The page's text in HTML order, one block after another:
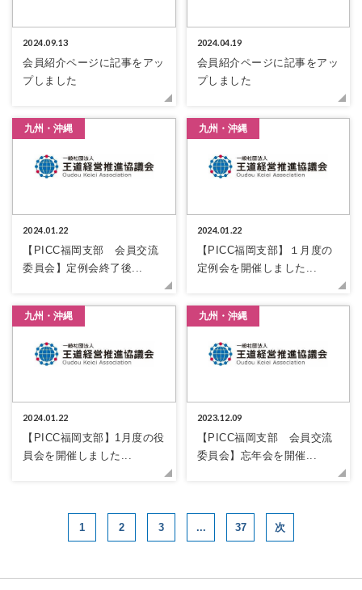
2024.09.13
会員紹介ページに記事をアッ
プしました
2024.04.19
会員紹介ページに記事をアッ
プしました
九州・沖縄
2024.01.22
【PICC福岡支部 会員交流
委員会】定例会終了後...
九州・沖縄
2024.01.22
【PICC福岡支部】１月度の
定例会を開催しました...
九州・沖縄
2024.01.22
【PICC福岡支部】1月度の役
員会を開催しました...
九州・沖縄
2023.12.09
【PICC福岡支部 会員交流
委員会】忘年会を開催...
1 2 3 ... 37